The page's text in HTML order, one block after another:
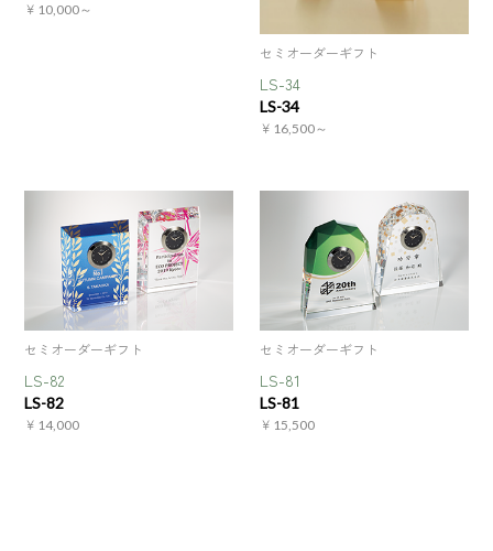
￥10,000～
セミオーダーギフト
LS-34
LS-34
￥16,500～
セミオーダーギフト
LS-82
LS-82
￥14,000
セミオーダーギフト
LS-81
LS-81
￥15,500